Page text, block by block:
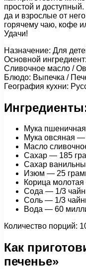
простой и
да и взрослые от
горячему чаю, кофе
Удачи!
Назначение: Для
Основной
Сливочное масло /
Блюдо: Выпечка /
География кухни:
Мука
Мука овсяная —
Масло
Сахар — 185
Сахар
Изюм — 25
Корица
Сода — 1/3
Cоль — 1/3
Вода — 60
Количество порций:
Как
печенье»